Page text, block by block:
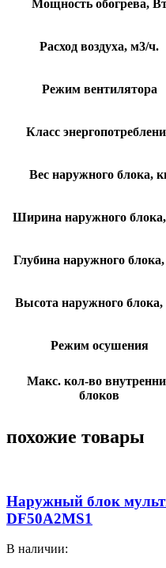
Мощность обогрева,
Расход воздуха, м3/ч.
Режим вентилятора
Класс
Вес наружного блока,
Ширина наружного
Глубина наружного
Высота наружного
Режим осушения
Макс. кол-во
блоков
похожие товары
Наружный блок
DF50A2MS1
В наличии: